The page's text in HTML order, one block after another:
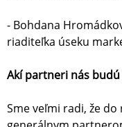
- Bohdana
riaditeľka úseku
Akí partneri nás
Sme veľmi radi, že